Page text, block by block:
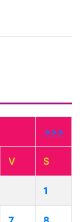
>>>
V S
1